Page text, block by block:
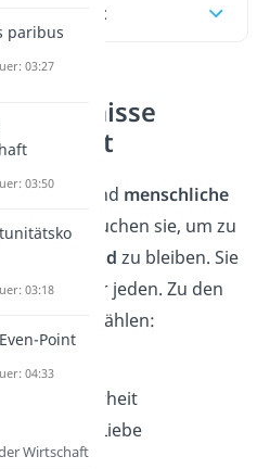
erklärt
sind menschliche
. Wir brauchen sie, um zu
gesund zu bleiben. Sie
und für jeden. Zu den
zählen:
und Sicherheit
und Liebe
paribus
03:27
03:50
03:18
Point
04:33
Wirtschaft